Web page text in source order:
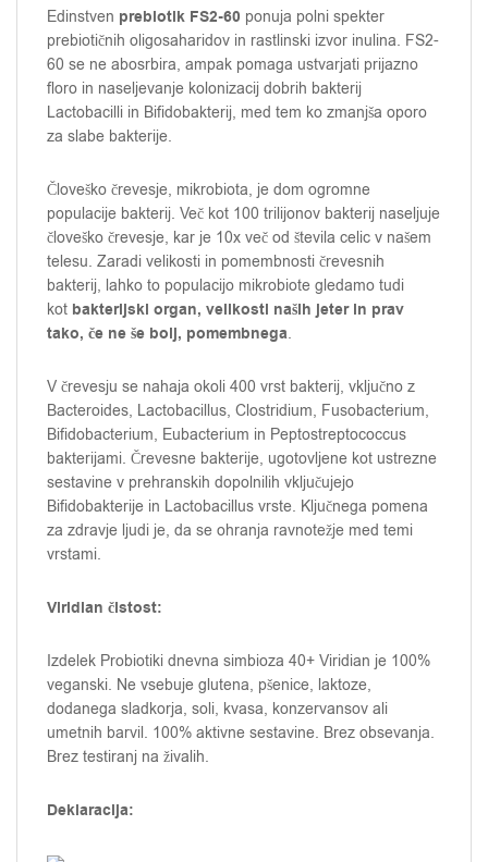
Edinstven prebiotik FS2-60 ponuja polni spekter
prebiotičnih oligosaharidov in rastlinski izvor inulina. FS2-
60 se ne abosrbira, ampak pomaga ustvarjati prijazno
floro in naseljevanje kolonizacij dobrih bakterij
Lactobacilli in Bifidobakterij, med tem ko zmanjša oporo
za slabe bakterije.
Človeško črevesje, mikrobiota, je dom ogromne
populacije bakterij. Več kot 100 trilijonov bakterij naseljuje
človeško črevesje, kar je 10x več od števila celic v našem
telesu. Zaradi velikosti in pomembnosti črevesnih
bakterij, lahko to populacijo mikrobiote gledamo tudi
kot bakterijski organ, velikosti naših jeter in prav
tako, če ne še bolj, pomembnega.
V črevesju se nahaja okoli 400 vrst bakterij, vključno z
Bacteroides, Lactobacillus, Clostridium, Fusobacterium,
Bifidobacterium, Eubacterium in Peptostreptococcus
bakterijami. Črevesne bakterije, ugotovljene kot ustrezne
sestavine v prehranskih dopolnilih vključujejo
Bifidobakterije in Lactobacillus vrste. Ključnega pomena
za zdravje ljudi je, da se ohranja ravnotežje med temi
vrstami.
Viridian čistost:
Izdelek Probiotiki dnevna simbioza 40+ Viridian je 100%
veganski. Ne vsebuje glutena, pšenice, laktoze,
dodanega sladkorja, soli, kvasa, konzervansov ali
umetnih barvil. 100% aktivne sestavine. Brez obsevanja.
Brez testiranj na živalih.
Deklaracija: